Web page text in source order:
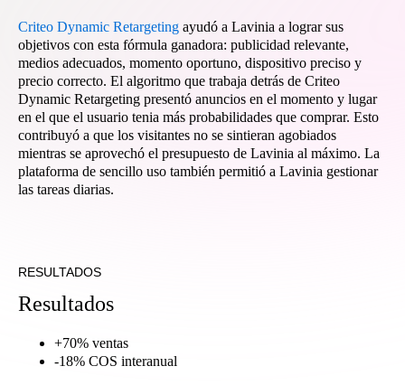
Criteo Dynamic Retargeting ayudó a Lavinia a lograr sus
objetivos con esta fórmula ganadora: publicidad relevante,
medios adecuados, momento oportuno, dispositivo preciso y
precio correcto. El algoritmo que trabaja detrás de Criteo
Dynamic Retargeting presentó anuncios en el momento y lugar
en el que el usuario tenia más probabilidades que comprar. Esto
contribuyó a que los visitantes no se sintieran agobiados
mientras se aprovechó el presupuesto de Lavinia al máximo. La
plataforma de sencillo uso también permitió a Lavinia gestionar
las tareas diarias.
RESULTADOS
Resultados
+70% ventas
-18% COS interanual